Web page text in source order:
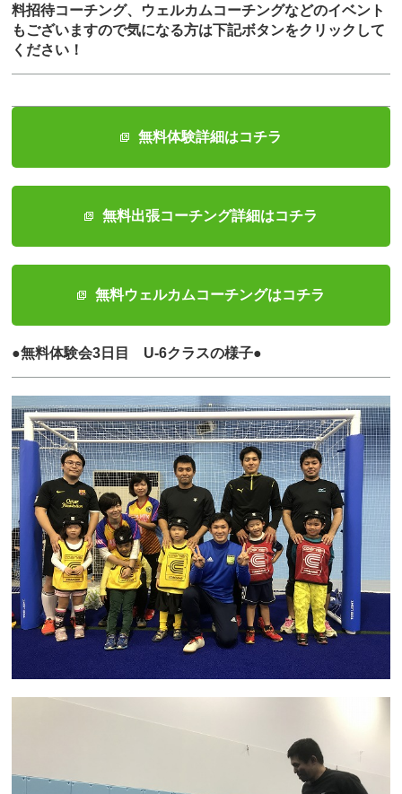
料招待コーチング、ウェルカムコーチングなどのイベント
もございますので気になる方は下記ボタンをクリックして
ください！
無料体験詳細はコチラ
無料出張コーチング詳細はコチラ
無料ウェルカムコーチングはコチラ
●無料体験会3日目 U-6クラスの様子●